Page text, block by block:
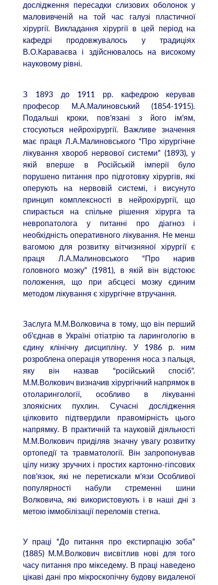
дослідження пересадки слизових оболонок у
маловивченій на той час галузі пластичної
хірургії. Викладання хірургії в цей період на
кафедрі продовжувалось у традиціях
В.О.Караваєва і здійснювалось на високому
науковому рівні.
З 1893 до 1911 рр. кафедрою керував
професор М.А.Малиновський (1854-1915).
Подальші кроки, пов’язані з його ім’ям,
стосуються нейрохірургії. Важливе значення
має праця Л.А.Малиновського “Про хірургічне
лікування хвороб нервової системи” (1893), у
якій вперше в Російській імперії було
порушено питання про підготовку хірургів, які
оперують на нервовій системі, і висунуто
принцип комплексності в нейрохірургії, що
спирається на спільне рішення хірурга та
невропатолога у питанні про діагноз і
необхідність оперативного лікування. Не менш
вагомою для розвитку вітчизняної хірургії є
праця Л.А.Малиновського “Про нарив
головного мозку” (1981), в якій він відстоює
положення, що при абсцесі мозку єдиним
методом лікування є хірургічне втручання.
Заслуга М.М.Волковича в тому, що він перший
об’єднав в Україні отіатрію та ларингологію в
єдину клінічну дисципліну. У 1986 р. ним
розроблена операція утворення носа з пальця,
яку він назвав “російський спосіб”.
М.М.Волкович визначив хірургічний напрямок в
отоларингології, особливо в лікуванні
злоякісних пухлин. Сучасні дослідження
цілковито підтвердили правомірність цього
напрямку. В практичній та науковій діяльності
М.М.Волкович приділяв значну увагу розвитку
ортопедії та травматології. Він запропонував
цілу низку зручних і простих картонно-гіпсових
пов’язок, які не перетискали м’язи Особливої
популярності набули стременні шини
Волковича, які використовують і в наші дні з
метою іммобілізації переломів стегна.
У праці “До питання про екстирпацію зоба”
(1885) М.М.Волкович висвітлив нові для того
часу питання про мікседему. В праці наведено
цікаві дані про мікроскопічну будову видаленої